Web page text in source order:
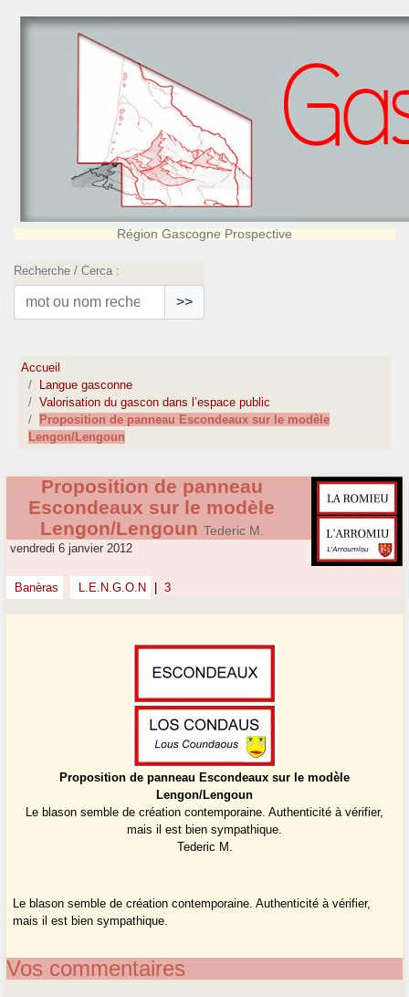
Région Gascogne Prospective
Recherche / Cerca :
>>
Accueil
Langue gasconne
Valorisation du gascon dans l’espace public
Proposition de panneau Escondeaux sur le modèle
Lengon/Lengoun
Proposition de panneau
Escondeaux sur le modèle
Lengon/Lengoun Tederic M.
vendredi 6 janvier 2012
Banèras L.E.N.G.O.N 3
Proposition de panneau Escondeaux sur le modèle
Lengon/Lengoun
Le blason semble de création contemporaine. Authenticité à vérifier,
mais il est bien sympathique.
Tederic M.
Le blason semble de création contemporaine. Authenticité à vérifier,
mais il est bien sympathique.
Vos commentaires